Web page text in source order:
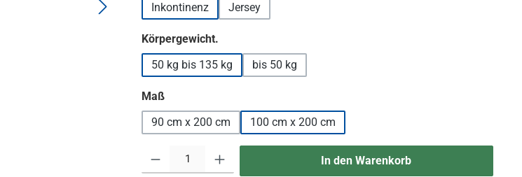
Inkontinenz
Jersey
Körpergewicht.auswählen
50 kg bis 135 kg
bis 50 kg
Maßauswählen
90 cm x 200 cm
100 cm x 200 cm
In den Warenkorb